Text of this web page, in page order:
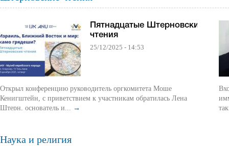
Пятнадцатые Штерновские
чтения
25/12/2025 - 14:53
Открыл конференцию руководитель оргкомитета Моше
Кенигштейн, с приветствием к участникам обратилась Лена
Штерн, основатель и...
→
Наука и религия